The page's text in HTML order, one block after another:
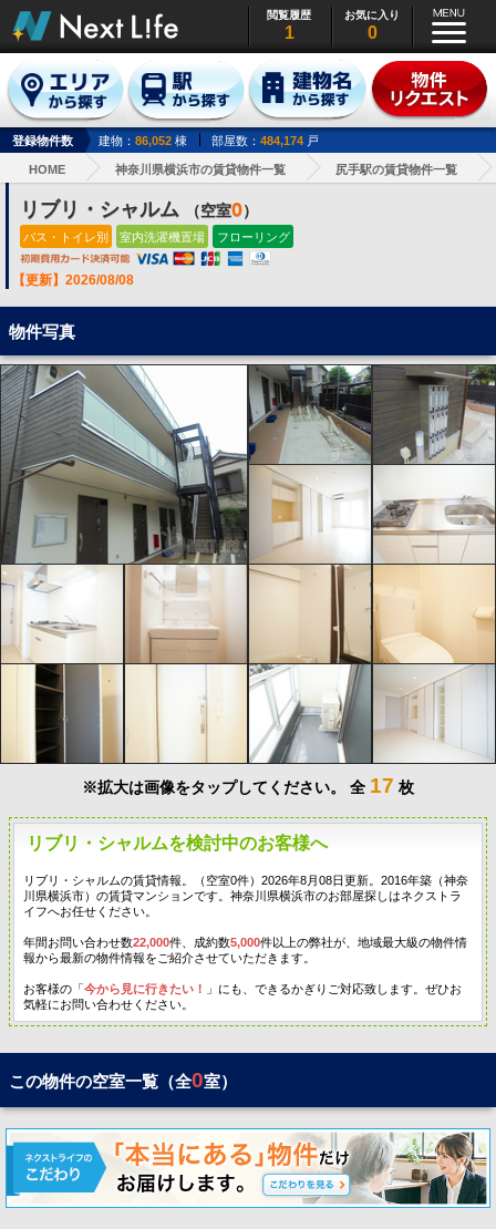
閲覧履歴
1
お気に入り
0
登録物件数 建物： 86,052 棟 部屋数： 484,174 戸
HOME 神奈川県横浜市の賃貸物件一覧 尻手駅の賃貸物件一覧
リブリ・シャルム （空室0）
バス・トイレ別 室内洗濯機置場 フローリング
【更新】2026/08/08
物件写真
※拡大は画像をタップしてください。 全 17 枚
リブリ・シャルムを検討中のお客様へ
リブリ・シャルムの賃貸情報。（空室0件）2026年8月08日更新。2016年築（神奈
川県横浜市）の賃貸マンションです。神奈川県横浜市のお部屋探しはネクストラ
イフへお任せください。
年間お問い合わせ数22,000件、成約数5,000件以上の弊社が、地域最大級の物件情
報から最新の物件情報をご紹介させていただきます。
お客様の「今から見に行きたい！
」にも、できるかぎりご対応致します。ぜひお
気軽にお問い合わせください。
この物件の空室一覧（全0室）